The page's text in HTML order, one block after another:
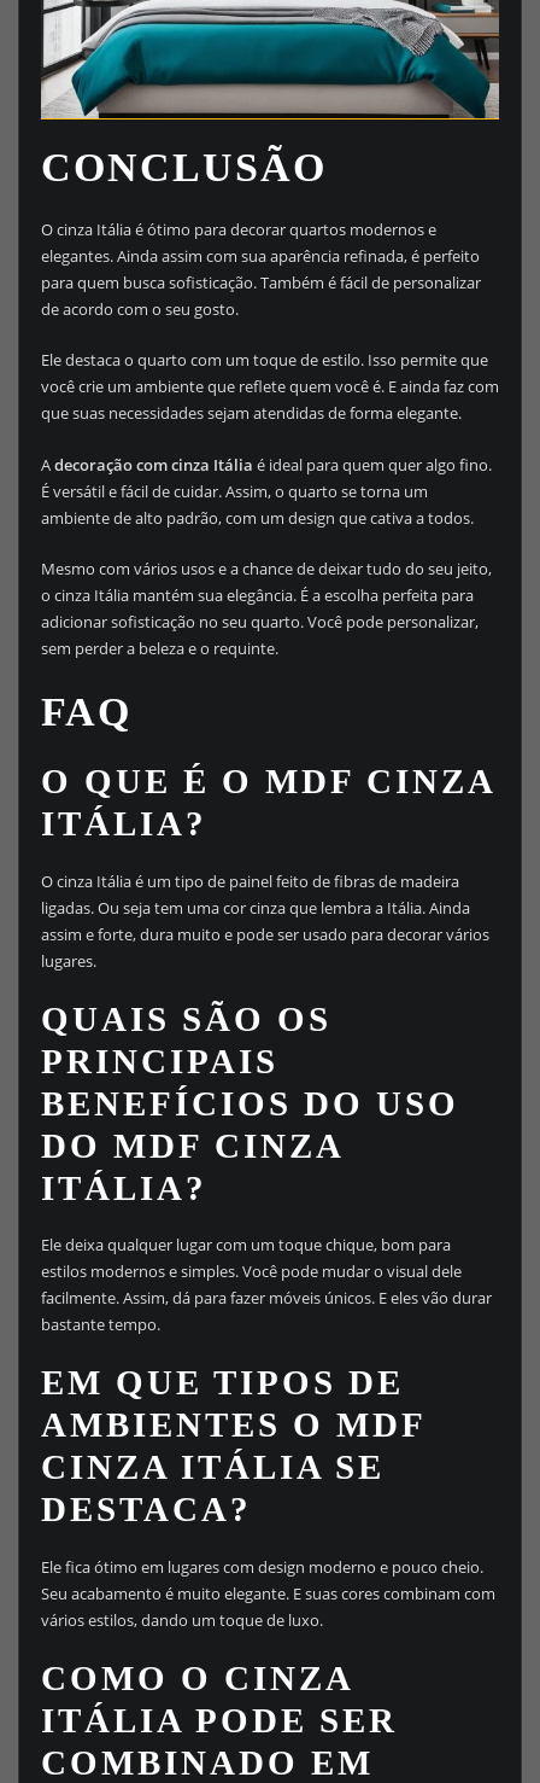
CONCLUSÃO
O cinza Itália é ótimo para decorar quartos modernos e
elegantes. Ainda assim com sua aparência refinada, é perfeito
para quem busca sofisticação. Também é fácil de personalizar
de acordo com o seu gosto.
Ele destaca o quarto com um toque de estilo. Isso permite que
você crie um ambiente que reflete quem você é. E ainda faz com
que suas necessidades sejam atendidas de forma elegante.
Adecoração com cinza Itália é ideal para quem quer algo fino.
É versátil e fácil de cuidar. Assim, o quarto se torna um
ambiente de alto padrão, com um design que cativa a todos.
Mesmo com vários usos e a chance de deixar tudo do seu jeito,
o cinza Itália mantém sua elegância. É a escolha perfeita para
adicionar sofisticação no seu quarto. Você pode personalizar,
sem perder a beleza e o requinte.
FAQ
O QUE É O MDF CINZA
ITÁLIA?
O cinza Itália é um tipo de painel feito de fibras de madeira
ligadas. Ou seja tem uma cor cinza que lembra a Itália. Ainda
assim e forte, dura muito e pode ser usado para decorar vários
lugares.
QUAIS SÃO OS
PRINCIPAIS
BENEFÍCIOS DO USO
DO MDF CINZA
ITÁLIA?
Ele deixa qualquer lugar com um toque chique, bom para
estilos modernos e simples. Você pode mudar o visual dele
facilmente. Assim, dá para fazer móveis únicos. E eles vão durar
bastante tempo.
EM QUE TIPOS DE
AMBIENTES O MDF
CINZA ITÁLIA SE
DESTACA?
Ele fica ótimo em lugares com design moderno e pouco cheio.
Seu acabamento é muito elegante. E suas cores combinam com
vários estilos, dando um toque de luxo.
COMO O CINZA
ITÁLIA PODE SER
COMBINADO EM